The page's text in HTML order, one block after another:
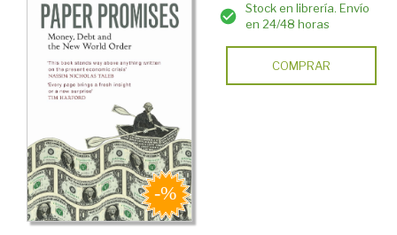
Stock en librería. Envío
en 24/48 horas
COMPRAR